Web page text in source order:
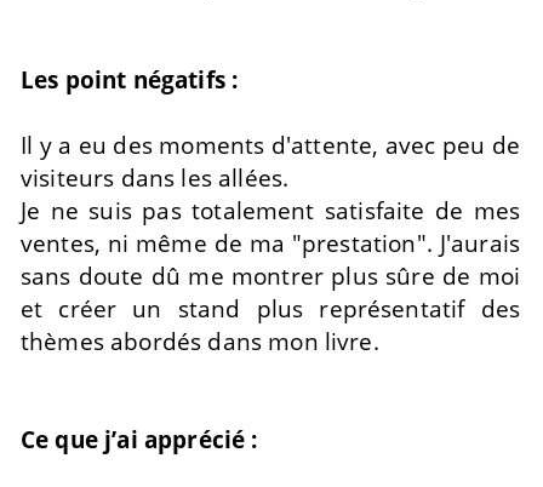
Les point négatifs :
Il y a eu des moments d'attente, avec peu de
visiteurs dans les allées.
Je ne suis pas totalement satisfaite de mes
ventes, ni même de ma "prestation". J'aurais
sans doute dû me montrer plus sûre de moi
et créer un stand plus représentatif des
thèmes abordés dans mon livre.
Ce que j’ai apprécié :